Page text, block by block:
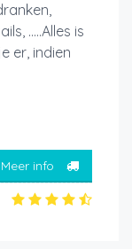
.....Alles is
er, indien
Meer info